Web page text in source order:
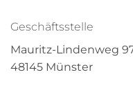
Geschäftsstelle
Mauritz-Lindenweg
48145 Münster